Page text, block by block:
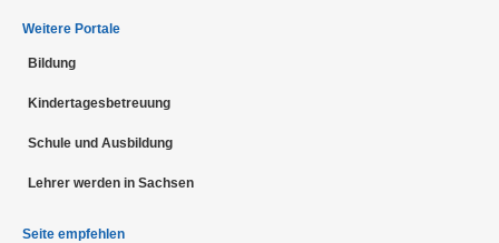
Weitere Portale
Bildung
Kindertagesbetreuung
Schule und Ausbildung
Lehrer werden in Sachsen
Seite empfehlen